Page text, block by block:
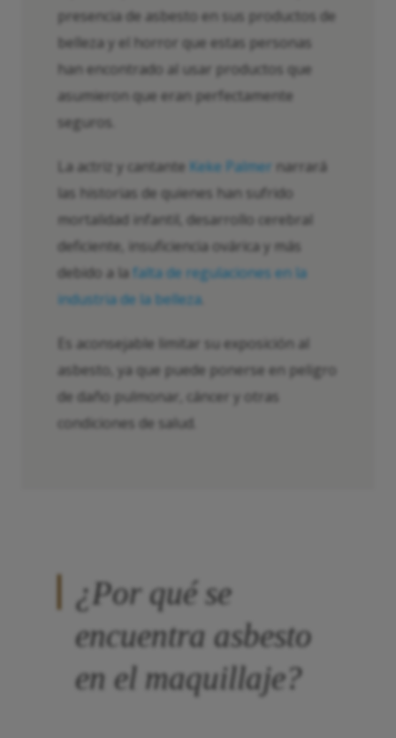
presencia de asbesto en sus productos de
belleza y el horror que estas personas
han encontrado al usar productos que
asumieron que eran perfectamente
seguros.
La actriz y cantante Keke Palmer narrará
las historias de quienes han sufrido
mortalidad infantil, desarrollo cerebral
deficiente, insuficiencia ovárica y más
debido a la falta de regulaciones en la
industria de la belleza.
Es aconsejable limitar su exposición al
asbesto, ya que puede ponerse en peligro
de daño pulmonar, cáncer y otras
condiciones de salud.
¿Por qué se
encuentra asbesto
en el maquillaje?